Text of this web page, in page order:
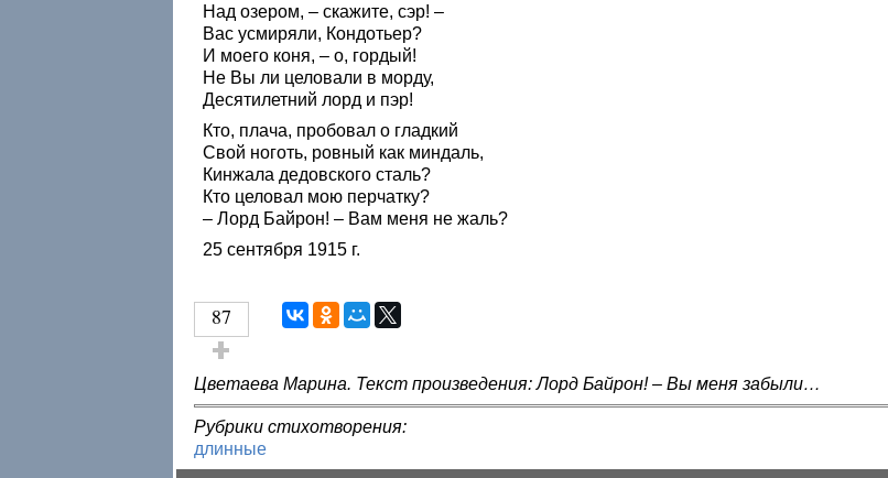
Над озером, – скажите, сэр! –
Вас усмиряли, Кондотьер?
И моего коня, – о, гордый!
Не Вы ли целовали в морду,
Десятилетний лорд и пэр!
Кто, плача, пробовал о гладкий
Свой ноготь, ровный как миндаль,
Кинжала дедовского сталь?
Кто целовал мою перчатку?
– Лорд Байрон! – Вам меня не жаль?
25 сентября 1915 г.
87
Голос за!
Цветаева Марина. Текст произведения: Лорд Байрон! – Вы меня забыли…
Рубрики стихотворения:
длинные